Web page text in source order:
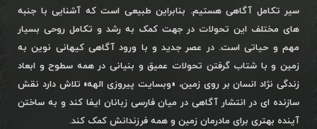
سیر تکامل آگاهی هستیم. بنابراین طبیعی است که آشنایی با جنبه
های مختلف این تحولات در جهت کمک به رشد و تکامل روحی بسیار
مهم و حیاتی است. در عصر جدید و با ورود آگاهی کیهانی نوین به
زمین و با شتاب گرفتن تحولات عمیق و بنیانی در همه سطوح و ابعاد
زندگی نژاد انسان بر روی زمین، «وبسایت پیروزی الهه» تلاش دارد نقش
سازنده ای در انتشار آگاهی در میان فارسی زبانان ایفا کند و به ساختن
آینده بهتری برای مادرمان زمین و همه فرزندانش کمک کند.